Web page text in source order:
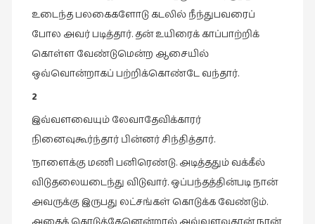
உடைந்த பலகைகளோடு கடலில் நீந்துபவரைப்
போல அவர் படித்தார். தன் உயிரைக் காப்பாற்றிக்
கொள்ள வேண்டுமென்ற ஆசையில்
ஒவ்வொன்றாகப் பற்றிக்கொண்டே வந்தார்.
2
இவ்வளவையும் லேவாதேவிக்காரர்
நினைவுகூர்ந்தார் பின்னர் சிந்தித்தார்.
‘நாளைக்கு மணி பனிரெண்டு. அடித்ததும் வக்கீல்
விடுதலையடைந்து விடுவார். ஒப்பந்தத்தின்படி நான்
அவருக்கு இருபது லட்சங்கள் கொடுக்க வேண்டும்.